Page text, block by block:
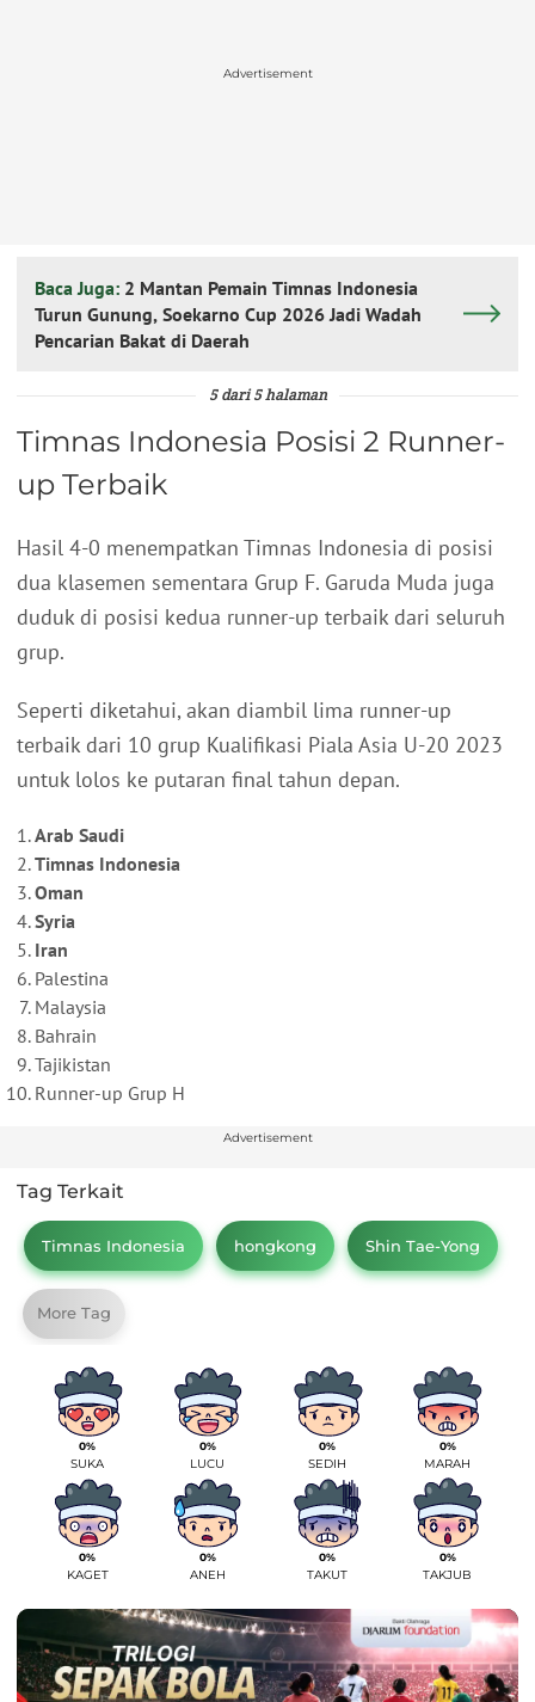
Advertisement
Baca Juga: 2 Mantan Pemain Timnas Indonesia
Turun Gunung, Soekarno Cup 2026 Jadi Wadah
Pencarian Bakat di Daerah
5 dari 5 halaman
Timnas Indonesia Posisi 2 Runner-
up Terbaik
Hasil 4-0 menempatkan Timnas Indonesia di posisi
dua klasemen sementara Grup F. Garuda Muda juga
duduk di posisi kedua runner-up terbaik dari seluruh
grup.
Seperti diketahui, akan diambil lima runner-up
terbaik dari 10 grup Kualifikasi Piala Asia U-20 2023
untuk lolos ke putaran final tahun depan.
Arab Saudi
Timnas Indonesia
Oman
Syria
Iran
Palestina
Malaysia
Bahrain
Tajikistan
Runner-up Grup H
Advertisement
Tag Terkait
Timnas Indonesia hongkong Shin Tae-Yong
More Tag
0%
SUKA
0%
LUCU
0%
SEDIH
0%
MARAH
0%
KAGET
0%
ANEH
0%
TAKUT
0%
TAKJUB